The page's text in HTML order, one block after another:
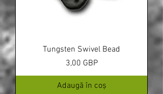
Tungsten Swivel Bead
Preț
3,00 GBP
Adaugă în coș